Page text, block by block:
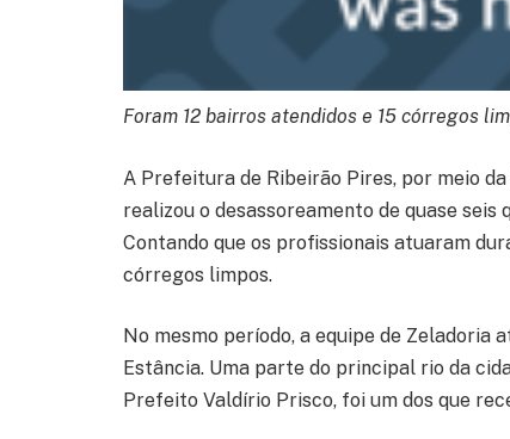
Foram 12 bairros atendidos e 15 córregos
A Prefeitura de Ribeirão Pires, por meio
realizou o desassoreamento de quase
Contando que os profissionais atuaram
córregos limpos.
No mesmo período, a equipe de Zeladoria
Estância. Uma parte do principal rio da
Prefeito Valdírio Prisco, foi um dos que